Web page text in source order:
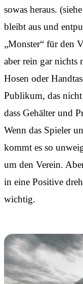
sowas heraus.
bleibt aus und
„Monster“ für den
aber rein gar nichts
Hosen oder
Publikum, das
dass Gehälter und
Wenn das Spieler
kommt es so
um den Verein.
in eine Positive
wichtig.